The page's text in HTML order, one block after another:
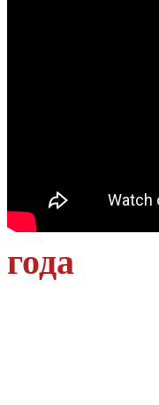
года